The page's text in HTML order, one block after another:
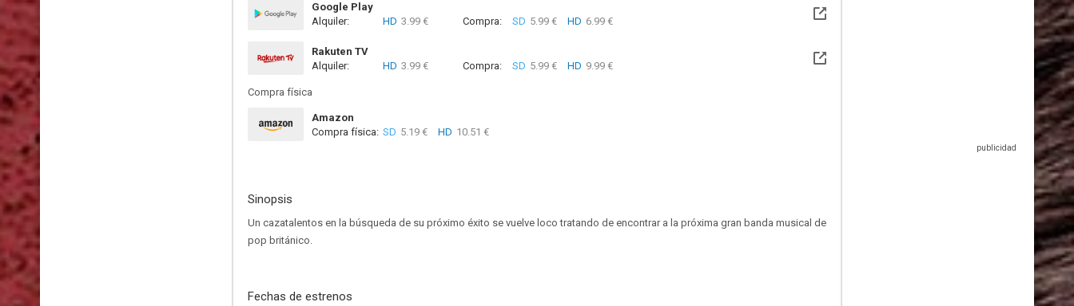
Google Play
Alquiler:
HD 3.99 € Compra: SD 5.99 € HD 6.99 €
Rakuten TV
Alquiler:
HD 3.99 € Compra: SD 5.99 € HD 9.99 €
Compra física
Amazon
Compra física: SD 5.19 € HD 10.51 €
Sinopsis
Un cazatalentos en la búsqueda de su próximo éxito se vuelve loco tratando de encontrar a la próxima gran banda musical de
pop británico.
Fechas de estrenos